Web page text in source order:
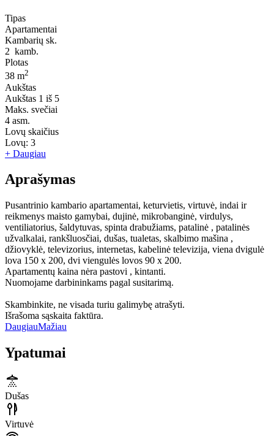
Tipas
Apartamentai
Kambarių sk.
2 kamb.
Plotas
38 m2
Aukštas
Aukštas 1 iš 5
Maks. svečiai
4 asm.
Lovų skaičius
Lovų: 3
+ Daugiau
Aprašymas
Pusantrinio kambario apartamentai, keturvietis, virtuvė, indai ir
reikmenys maisto gamybai, dujinė, mikrobanginė, virdulys,
ventiliatorius, šaldytuvas, spinta drabužiams, patalinė , patalinės
užvalkalai, rankšluosčiai, dušas, tualetas, skalbimo mašina ,
džiovyklė, televizorius, internetas, kabelinė televizija, viena dvigulė
lova 150 x 200, dvi viengulės lovos 90 x 200.
Apartamentų kaina nėra pastovi , kintanti.
Nuomojame darbininkams pagal susitarimą.
Skambinkite, ne visada turiu galimybę atrašyti.
Išrašoma sąskaita faktūra.
DaugiauMažiau
Ypatumai
Dušas
Virtuvė